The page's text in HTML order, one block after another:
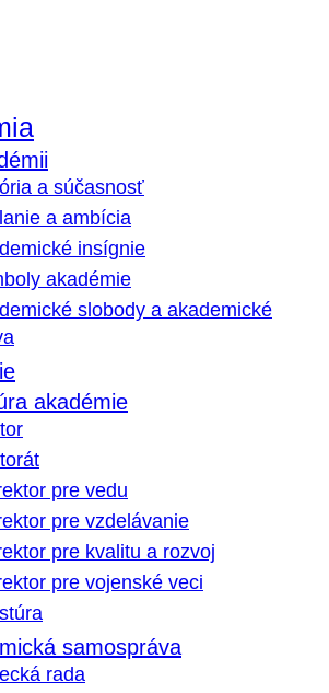
a súčasnosť
a ambícia
insígnie
akadémie
slobody a akademické
akadémie
pre vedu
pre vzdelávanie
pre kvalitu a rozvoj
pre vojenské veci
samospráva
rada